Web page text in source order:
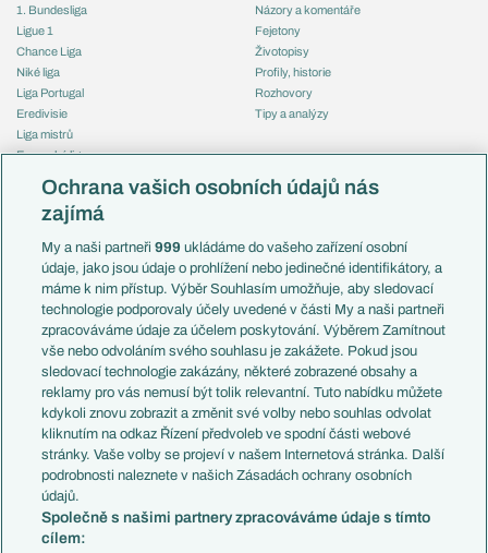
1. Bundesliga
Ligue 1
Chance Liga
Niké liga
Liga Portugal
Eredivisie
Liga mistrů
Evropská liga
Mistrovství světa
Liga národů
Témata
Představení týmů MS
EuroSkauting
PL v kostce
Evropské koeficienty
Přestupy
Přestupové spekulace
Zranění
Kluby
Arsenal FC
Chelsea FC
Manchester United
AC Milán
Názory a komentáře
Fejetony
Životopisy
Profily, historie
Rozhovory
Tipy a analýzy
Česko
Francie
Itálie
Německo
Španělsko
Argentina
Brazílie
Přestupy
Zápasy
Livescore
Tipovací soutěž
Ochrana vašich osobních údajů nás
zajímá
My a naši partneři999 ukládáme do vašeho zařízení osobní
údaje, jako jsou údaje o prohlížení nebo jedinečné identifikátory, a
máme k nim přístup. Výběr Souhlasím umožňuje, aby sledovací
technologie podporovaly účely uvedené v části My a naši partneři
zpracováváme údaje za účelem poskytování. Výběrem Zamítnout
vše nebo odvoláním svého souhlasu je zakážete. Pokud jsou
sledovací technologie zakázány, některé zobrazené obsahy a
reklamy pro vás nemusí být tolik relevantní. Tuto nabídku můžete
kdykoli znovu zobrazit a změnit své volby nebo souhlas odvolat
kliknutím na odkaz Řízení předvoleb ve spodní části webové
stránky. Vaše volby se projeví v našem Internetová stránka. Další
podrobnosti naleznete v našich Zásadách ochrany osobních
údajů.
Společně s našimi partnery zpracováváme údaje s tímto
cílem: